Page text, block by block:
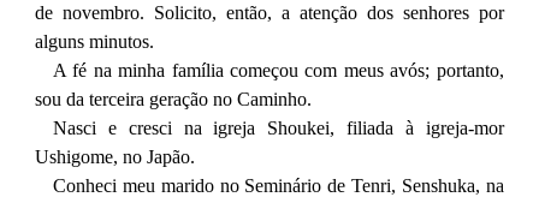
de novembro. Solicito, então, a atenção dos senhores por
alguns minutos.
A fé na minha família começou com meus avós; portanto,
sou da terceira geração no Caminho.
Nasci e cresci na igreja Shoukei, filiada à igreja-mor
Ushigome, no Japão.
Conheci meu marido no Seminário de Tenri, Senshuka, na